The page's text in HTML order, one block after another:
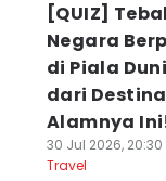
[QUIZ]
Negara
di Piala
dari
Alamnya
30 Jul 2026, 20:30
Travel